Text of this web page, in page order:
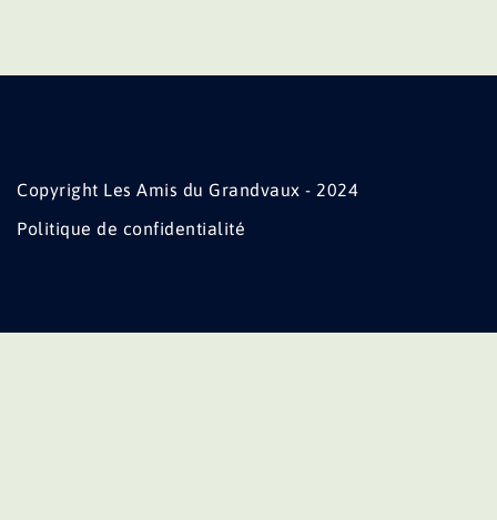
Copyright Les Amis du Grandvaux - 2024
Politique de confidentialité